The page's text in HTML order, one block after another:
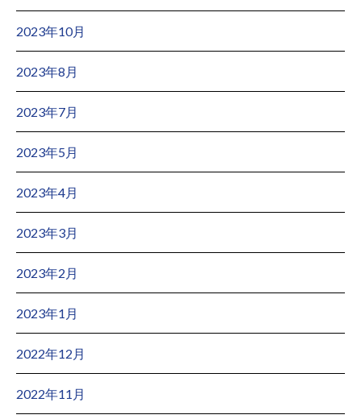
2023年10月
2023年8月
2023年7月
2023年5月
2023年4月
2023年3月
2023年2月
2023年1月
2022年12月
2022年11月